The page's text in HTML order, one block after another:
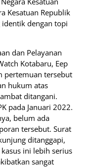
Kesatuan Republik
identik dengan topi
dan Pelayanan
Kotabaru, Eep
pertemuan tersebut
hukum atas
ditangani.
pada Januari 2022.
belum ada
tersebut. Surat
ditanggapi,
ini lebih serius
sangat